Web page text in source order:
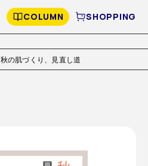
COLUMN SHOPPING
秋の肌づくり、見直し道